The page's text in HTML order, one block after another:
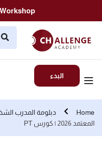
البدء
Home دبلومة المدرب
المعتمد 2026 | كورس PT